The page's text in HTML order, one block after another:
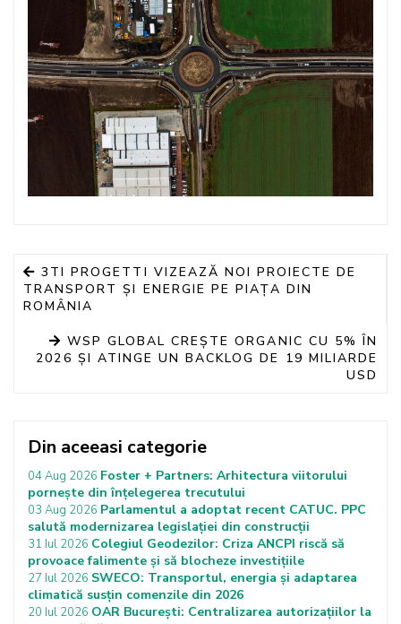
3TI PROGETTI VIZEAZĂ NOI PROIECTE DE
TRANSPORT ȘI ENERGIE PE PIAȚA DIN
ROMÂNIA
WSP GLOBAL CREȘTE ORGANIC CU 5% ÎN
2026 ȘI ATINGE UN BACKLOG DE 19 MILIARDE
USD
Din aceeasi categorie
04 Aug 2026 Foster + Partners: Arhitectura viitorului
pornește din înțelegerea trecutului
03 Aug 2026 Parlamentul a adoptat recent CATUC. PPC
salută modernizarea legislației din construcții
31 Iul 2026 Colegiul Geodezilor: Criza ANCPI riscă să
provoace falimente și să blocheze investițiile
27 Iul 2026 SWECO: Transportul, energia și adaptarea
climatică susțin comenzile din 2026
20 Iul 2026 OAR București: Centralizarea autorizațiilor la